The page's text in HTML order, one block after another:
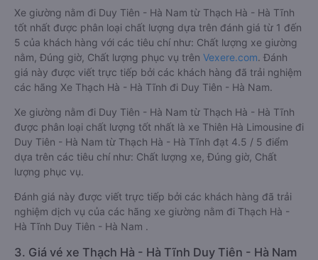
Xe giường nằm đi Duy Tiên - Hà Nam từ Thạch Hà - Hà Tĩnh
tốt nhất được phân loại chất lượng dựa trên đánh giá từ 1 đến
5 của khách hàng với các tiêu chí như: Chất lượng xe giường
nằm, Đúng giờ, Chất lượng phục vụ trên Vexere.com. Đánh
giá này được viết trực tiếp bởi các khách hàng đã trải nghiệm
các hãng Xe Thạch Hà - Hà Tĩnh đi Duy Tiên - Hà Nam.
Xe giường nằm đi Duy Tiên - Hà Nam từ Thạch Hà - Hà Tĩnh
được phân loại chất lượng tốt nhất là xe Thiên Hà Limousine đi
Duy Tiên - Hà Nam từ Thạch Hà - Hà Tĩnh đạt 4.5 / 5 điểm
dựa trên các tiêu chí như: Chất lượng xe, Đúng giờ, Chất
lượng phục vụ.
Đánh giá này được viết trực tiếp bởi các khách hàng đã trải
nghiệm dịch vụ của các hãng xe giường nằm đi Thạch Hà -
Hà Tĩnh Duy Tiên - Hà Nam .
3. Giá vé xe Thạch Hà - Hà Tĩnh Duy Tiên - Hà Nam